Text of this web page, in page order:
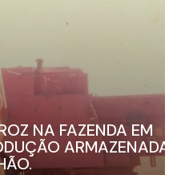
NA FAZENDA EM
ARMAZENADA